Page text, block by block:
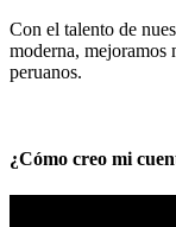
Con el talento de
moderna, mejoramos
peruanos.
¿Cómo creo mi